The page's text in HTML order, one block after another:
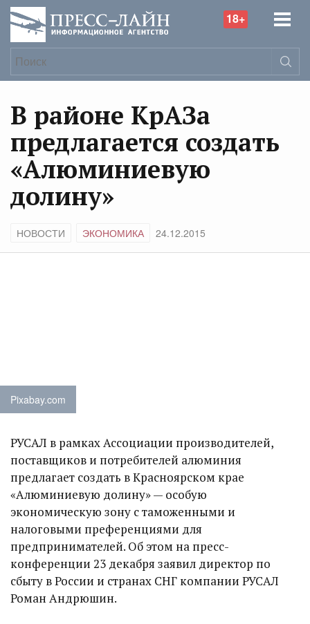
18+
В районе КрАЗа
предлагается создать
«Алюминиевую
долину»
НОВОСТИ ЭКОНОМИКА 24.12.2015
Pixabay.com
РУСАЛ в рамках Ассоциации производителей,
поставщиков и потребителей алюминия
предлагает создать в Красноярском крае
«Алюминиевую долину» — особую
экономическую зону с таможенными и
налоговыми преференциями для
предпринимателей. Об этом на пресс-
конференции 23 декабря заявил директор по
сбыту в России и странах СНГ компании РУСАЛ
Роман Андрюшин.